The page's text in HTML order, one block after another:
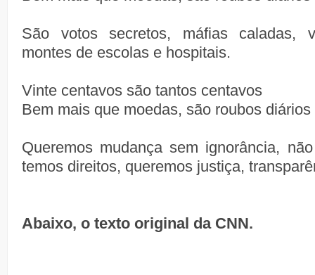
São votos secretos, máfias caladas,
montes de escolas e hospitais.
Vinte centavos são tantos centavos
Bem mais que moedas, são roubos
Queremos mudança sem ignorância,
temos direitos, queremos justiça,
Abaixo, o texto original da CNN.